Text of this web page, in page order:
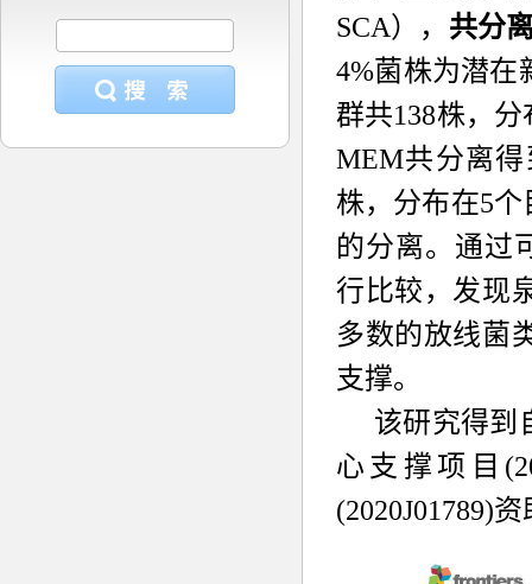
SCA）， 共分
4%菌株为潜在
群共138株，分
MEM共分离得
株，分布在5个
的分离。通过
行比较，发现
多数的放线菌
支撑。
该研究得到
心支撑项目
(2020J01789)资